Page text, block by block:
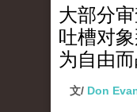
大部分
吐槽对
为自由而
文/ Don